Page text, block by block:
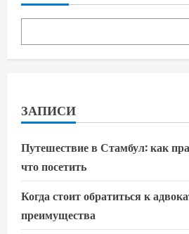
ЗАПИСИ
Путешествие в Стамбул: как
что посетить
Когда стоит обратиться к
преимущества